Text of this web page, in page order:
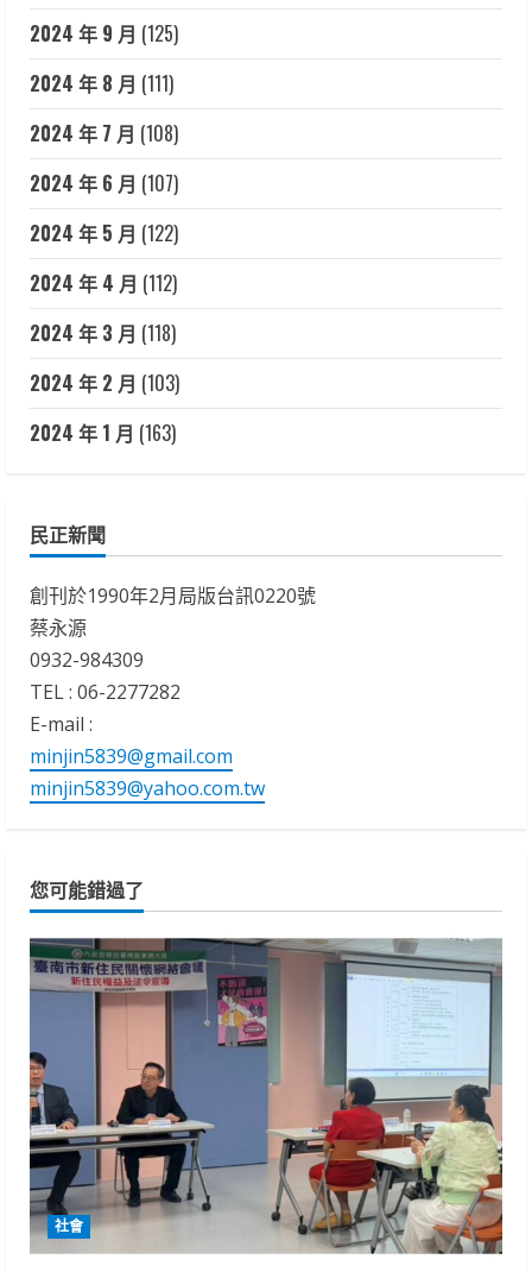
2024 年 9 月 (125)
2024 年 8 月 (111)
2024 年 7 月 (108)
2024 年 6 月 (107)
2024 年 5 月 (122)
2024 年 4 月 (112)
2024 年 3 月 (118)
2024 年 2 月 (103)
2024 年 1 月 (163)
民正新聞
創刊於1990年2月局版台訊0220號
蔡永源
0932-984309
TEL : 06-2277282
E-mail :
minjin5839@gmail.com
minjin5839@yahoo.com.tw
您可能錯過了
社會